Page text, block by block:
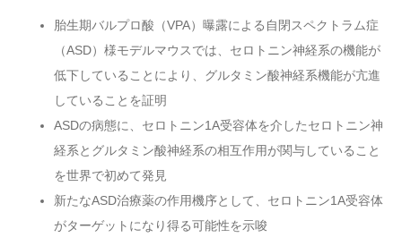
胎生期バルプロ酸（VPA）曝露による自閉スペクトラム症
（ASD）様モデルマウスでは、セロトニン神経系の機能が
低下していることにより、グルタミン酸神経系機能が亢進
していることを証明
ASDの病態に、セロトニン1A受容体を介したセロトニン神
経系とグルタミン酸神経系の相互作用が関与していること
を世界で初めて発見
新たなASD治療薬の作用機序として、セロトニン1A受容体
がターゲットになり得る可能性を示唆